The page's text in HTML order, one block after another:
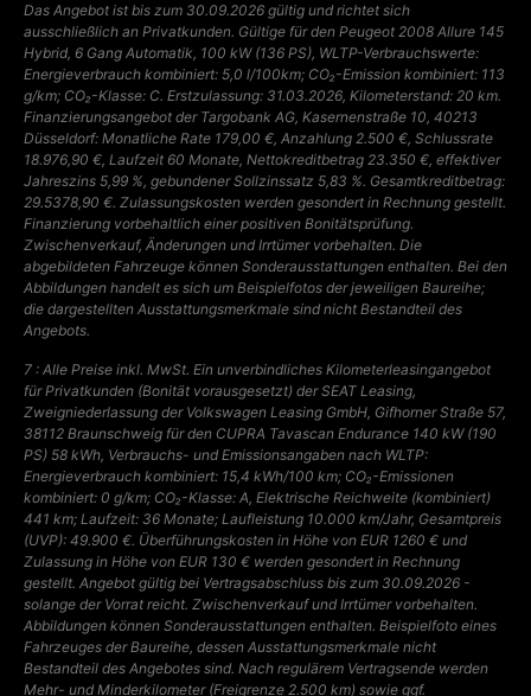
Das Angebot ist bis zum 30.09.2026 gültig und richtet sich
ausschließlich an Privatkunden. Gültige für den Peugeot 2008 Allure 145
Hybrid, 6 Gang Automatik, 100 kW (136 PS), WLTP-Verbrauchswerte:
Energieverbrauch kombiniert: 5,0 l/100km; CO₂-Emission kombiniert: 113
g/km; CO₂-Klasse: C. Erstzulassung: 31.03.2026, Kilometerstand: 20 km.
Finanzierungsangebot der Targobank AG, Kasernenstraße 10, 40213
Düsseldorf: Monatliche Rate 179,00 €, Anzahlung 2.500 €, Schlussrate
18.976,90 €, Laufzeit 60 Monate, Nettokreditbetrag 23.350 €, effektiver
Jahreszins 5,99 %, gebundener Sollzinssatz 5,83 %. Gesamtkreditbetrag:
29.5378,90 €. Zulassungskosten werden gesondert in Rechnung gestellt.
Finanzierung vorbehaltlich einer positiven Bonitätsprüfung.
Zwischenverkauf, Änderungen und Irrtümer vorbehalten. Die
abgebildeten Fahrzeuge können Sonderausstattungen enthalten. Bei den
Abbildungen handelt es sich um Beispielfotos der jeweiligen Baureihe;
die dargestellten Ausstattungsmerkmale sind nicht Bestandteil des
Angebots.
7 : Alle Preise inkl. MwSt. Ein unverbindliches Kilometerleasingangebot
für Privatkunden (Bonität vorausgesetzt) der SEAT Leasing,
Zweigniederlassung der Volkswagen Leasing GmbH, Gifhorner Straße 57,
38112 Braunschweig für den CUPRA Tavascan Endurance 140 kW (190
PS) 58 kWh, Verbrauchs- und Emissionsangaben nach WLTP:
Energieverbrauch kombiniert: 15,4 kWh/100 km; CO₂-Emissionen
kombiniert: 0 g/km; CO₂-Klasse: A, Elektrische Reichweite (kombiniert)
441 km; Laufzeit: 36 Monate; Laufleistung 10.000 km/Jahr, Gesamtpreis
(UVP): 49.900 €. Überführungskosten in Höhe von EUR 1260 € und
Zulassung in Höhe von EUR 130 € werden gesondert in Rechnung
gestellt. Angebot gültig bei Vertragsabschluss bis zum 30.09.2026 -
solange der Vorrat reicht. Zwischenverkauf und Irrtümer vorbehalten.
Abbildungen können Sonderausstattungen enthalten. Beispielfoto eines
Fahrzeuges der Baureihe, dessen Ausstattungsmerkmale nicht
Bestandteil des Angebotes sind. Nach regulärem Vertragsende werden
Mehr- und Minderkilometer (Freigrenze 2.500 km) sowie ggf.